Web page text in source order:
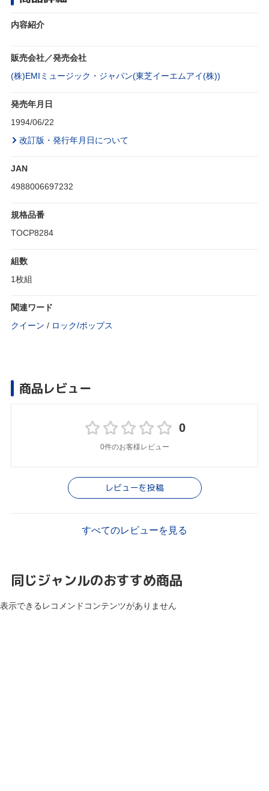
内容紹介
販売会社／発売会社
(株)EMIミュージック・ジャパン(東芝イーエムアイ(株))
発売年月日
1994/06/22
改訂版・発行年月日について
JAN
4988006697232
規格品番
TOCP8284
組数
1枚組
関連ワード
クイーン / ロック/ポップス
商品レビュー
0
0件のお客様レビュー
レビューを投稿
すべてのレビューを見る
同じジャンルのおすすめ商品
表示できるレコメンドコンテンツがありません